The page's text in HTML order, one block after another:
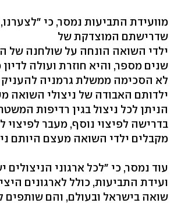
מוועידת התביעות נמסר, כי
שדרישתם המוצדקת של
ילדי השואה הונחה על שולחנה של
שנים מספר, והיא חוזרת ועולה
לא הסכימה ממשלת גרמניה להעניק
ילדותם האבודה של ניצולי השואה
הניתן לכל ניצול בגין רדיפות
בדרישה לפיצוי נוסף, מעבר לפיצוי
מקבלים ילדי השואה מעצם היותם
עוד נמסר, כי "לכל ארגוני הניצולים
ועידת התביעות, כולל לארגונים
שואה בישראל ובעולם, והם שותפים